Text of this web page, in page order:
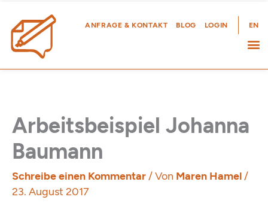
Inhalt
springen
ANFRAGE & KONTAKT BLOG LOGIN EN
Arbeitsbeispiel Johanna
Baumann
Schreibe einen Kommentar/ Von Maren Hamel/
23. August 2017